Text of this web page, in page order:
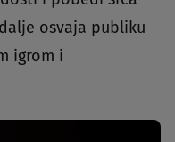
osvaja publiku
igrom i